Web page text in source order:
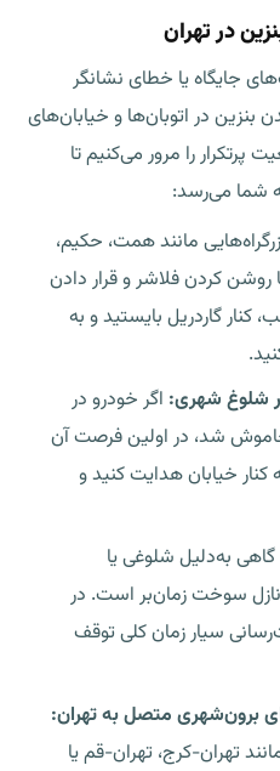
در تهران
جایگاه یا خطای نشانگر
بنزین در اتوبان‌ها و خیابان‌های
را مرور می‌کنیم تا
شما می‌رسد:
مانند همت، حکیم،
روشن کردن فلاشر و قرار دادن
گاردریل بایستید و به
شلوغ شهری: اگر خودرو در
خاموش شد، در اولین فرصت آن
کنار خیابان هدایت کنید و
گاهی به‌دلیل شلوغی یا
سوخت زمان‌بر است. در
سیار زمان کلی توقف
برون‌شهری متصل به تهران:
تهران-کرج، تهران-قم یا